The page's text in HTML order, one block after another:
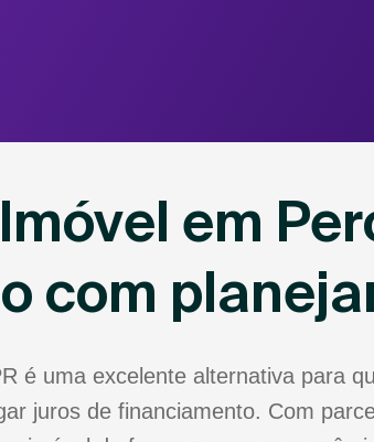
em
com
é uma excelente alternativa para
juros de financiamento. Com